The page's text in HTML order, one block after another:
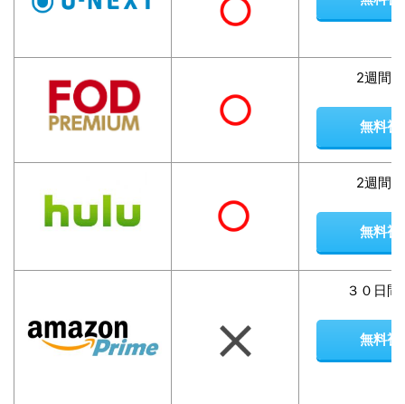
2週間
無料視
2週間
無料視
３０日間
無料視